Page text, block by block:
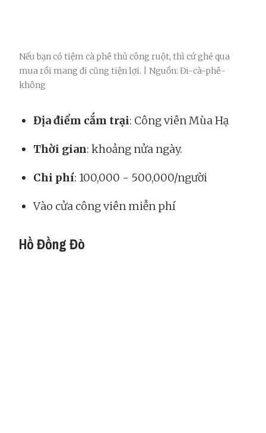
Nếu bạn có tiệm cà phê thủ công ruột, thì cứ ghé qua
mua rồi mang đi cũng tiện lợi. | Nguồn: Đi-cà-phê-
không
Địa điểm cắm trại: Công viên Mùa Hạ
Thời gian: khoảng nửa ngày.
Chi phí: 100,000 - 500,000/người
Vào cửa công viên miễn phí
Hồ Đồng Đò